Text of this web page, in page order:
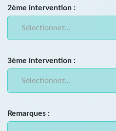
2ème intervention :
Sélectionnez...
3ème intervention :
Sélectionnez...
Remarques :